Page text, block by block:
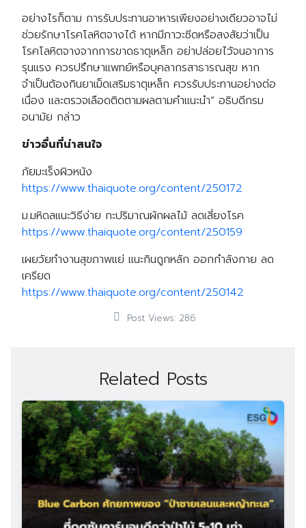
อย่างไรก็ตาม การรับประทานอาหารเพียงอย่างเดียวอาจไม่
ช่วยรักษาโรคโลหิตจางได้ หากมีภาวะซีดหรือสงสัยว่าเป็น
โรคโลหิตจางจากการขาดธาตุเหล็ก อย่าปล่อยไว้จนอาการ
รุนแรง ควรปรึกษาแพทย์หรือบุคลากรสาธารณสุข หาก
จำเป็นต้องกินยาเม็ดเสริมธาตุเหล็ก ควรรับประทานอย่างต่อ
เนื่อง และตรวจเลือดติดตามผลตามคำแนะนำ” อธิบดีกรม
อนามัย กล่าว
ข่าวอื่นที่น่าสนใจ
ภัยมะเร็งผิวหนัง
https://www.thaiquote.org/content/250172
ม.มหิดลแนะวิธีง่าย กะปริมาณผักผลไม้ ลดเสี่ยงโรค
https://www.thaiquote.org/content/250159
เผยวัยทำงานสุขภาพแย่ แนะกินถูกหลัก ออกกำลังกาย ลด
เครียด
https://www.thaiquote.org/content/250142
Post Views: 286
Related Posts